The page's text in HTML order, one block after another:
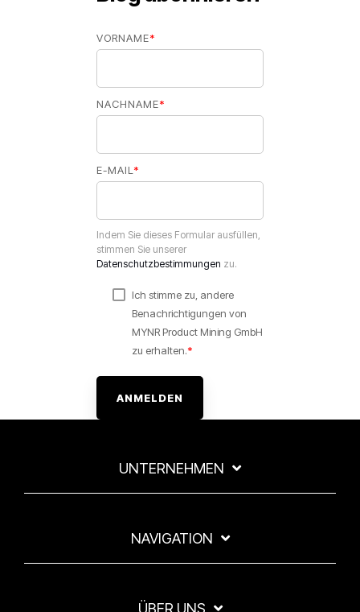
VORNAME*
NACHNAME*
E-MAIL *
Indem Sie dieses Formular ausfüllen,
stimmen Sie unserer
Datenschutzbestimmungen zu.
Ich stimme zu, andere
Benachrichtigungen von
MYNR Product Mining GmbH
zu erhalten.*
UNTERNEHMEN
NAVIGATION
ÜBER UNS